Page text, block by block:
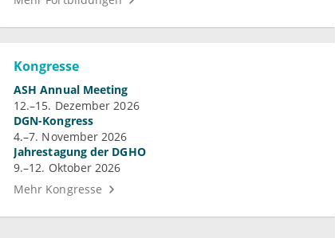
Kongresse
ASH Annual Meeting
12.–15. Dezember 2026
DGN-Kongress
4.–7. November 2026
Jahrestagung der DGHO
9.–12. Oktober 2026
Mehr Kongresse